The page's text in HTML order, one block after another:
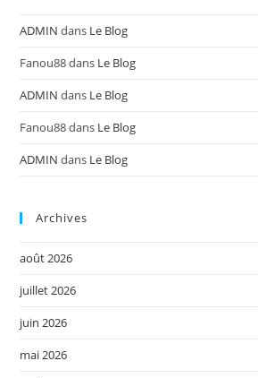
ADMIN dans Le Blog
Fanou88dans Le Blog
ADMIN dans Le Blog
Fanou88dans Le Blog
ADMIN dans Le Blog
Archives
août 2026
juillet 2026
juin 2026
mai 2026